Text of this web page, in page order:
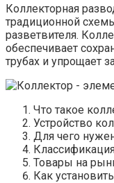
Коллекторная
традиционной
разветвителя.
обеспечивает
трубах и упрощает
Что такое
Устройство
Для чего
Товары на
Как